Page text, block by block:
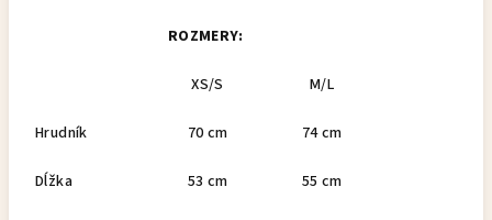
ROZMERY:
XS/S M/L
Hrudník 70 cm 74 cm
Dĺžka 53 cm 55 cm